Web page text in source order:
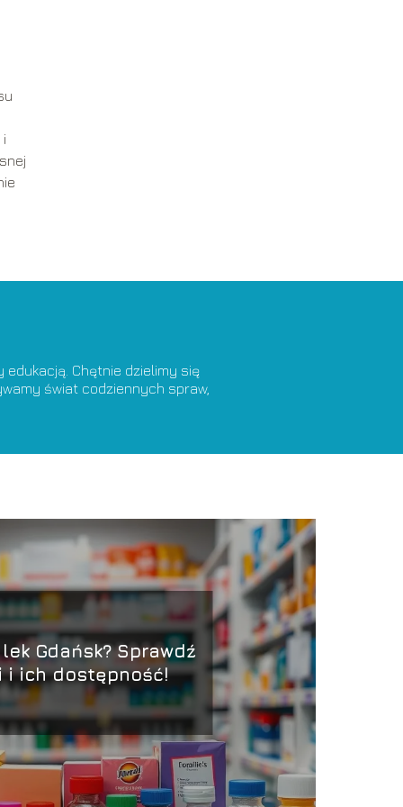
edukacją. Chętnie dzielimy się
świat codziennych spraw,
Gdańsk? Sprawdź
i ich dostępność!